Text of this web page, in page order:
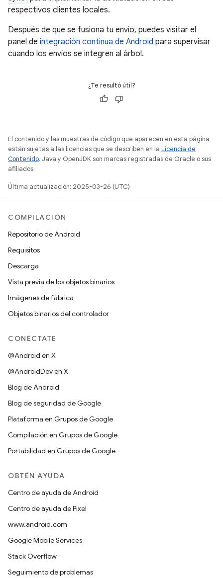
respectivos clientes locales.
Después de que se fusiona tu envío, puedes visitar el
panel de integración continua de Android para supervisar
cuando los envíos se integren al árbol.
¿Te resultó útil?
El contenido y las muestras de código que aparecen en esta página
están sujetas a las licencias que se describen en la Licencia de
Contenido. Java y OpenJDK son marcas registradas de Oracle o sus
afiliados.
Última actualización: 2025-03-26 (UTC)
COMPILACIÓN
Repositorio de Android
Requisitos
Descarga
Vista previa de los objetos binarios
Imágenes de fábrica
Objetos binarios del controlador
CONÉCTATE
@Android en X
@AndroidDev en X
Blog de Android
Blog de seguridad de Google
Plataforma en Grupos de Google
Compilación en Grupos de Google
Portabilidad en Grupos de Google
OBTÉN AYUDA
Centro de ayuda de Android
Centro de ayuda de Pixel
www.android.com
Google Mobile Services
Stack Overflow
Seguimiento de problemas